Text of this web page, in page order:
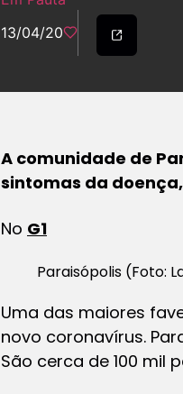
13/04/20
A comunidade de
sintomas da
No G1
Paraisópolis (Foto:
Uma das maiores
novo coronavírus.
São cerca de 100 mil